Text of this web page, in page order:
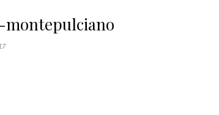
montepulciano